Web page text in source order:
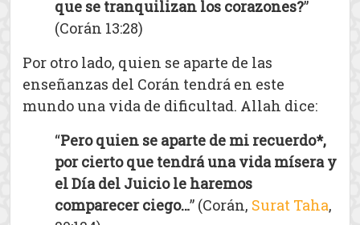
que se tranquilizan los corazones?”
(Corán 13:28)
Por otro lado, quien se aparte de las
enseñanzas del Corán tendrá en este
mundo una vida de dificultad. Allah dice:
“Pero quien se aparte de mi recuerdo*,
por cierto que tendrá una vida mísera y
el Día del Juicio le haremos
comparecer ciego…” (Corán, Surat Taha,